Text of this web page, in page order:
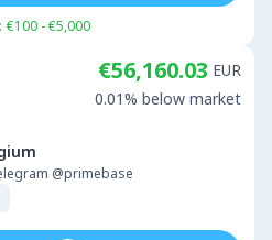
€100 - €5,000
@primebase
€56,160.03 EUR
0.01% below market